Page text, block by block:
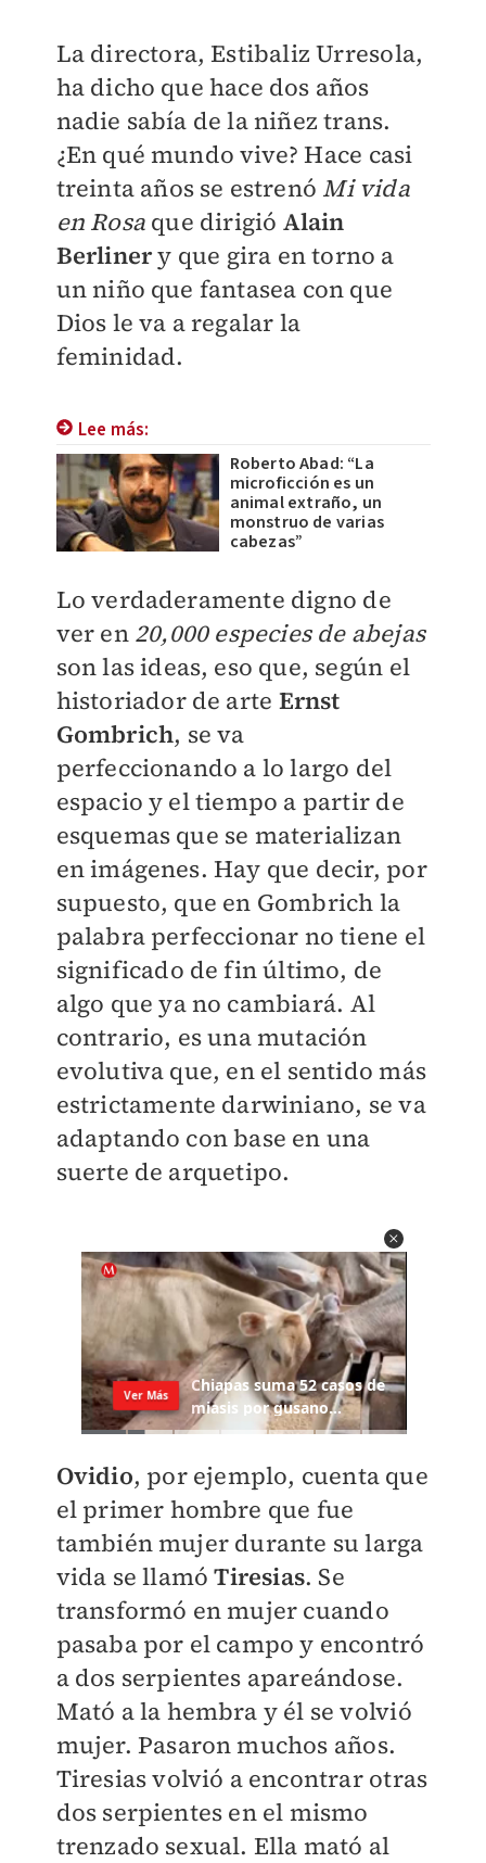
La directora, Estibaliz Urresola,
ha dicho que hace dos años
nadie sabía de la niñez trans.
¿En qué mundo vive? Hace casi
treinta años se estrenó Mi vida
en Rosaque dirigió Alain
Berlinery que gira en torno a
un niño que fantasea con que
Dios le va a regalar la
feminidad.
Lee más:
Roberto Abad: “La
microficción es un
animal extraño, un
monstruo de varias
cabezas”
Lo verdaderamente digno de
ver en 20,000 especies de abejas
son las ideas, eso que, según el
historiador de arte Ernst
Gombrich, se va
perfeccionando a lo largo del
espacio y el tiempo a partir de
esquemas que se materializan
en imágenes. Hay que decir, por
supuesto, que en Gombrich la
palabra perfeccionar no tiene el
significado de fin último, de
algo que ya no cambiará. Al
contrario, es una mutación
evolutiva que, en el sentido más
estrictamente darwiniano, se va
adaptando con base en una
suerte de arquetipo.
Ovidio, por ejemplo, cuenta que
el primer hombre que fue
también mujer durante su larga
vida se llamóTiresias. Se
transformó en mujer cuando
pasaba por el campo y encontró
a dos serpientes apareándose.
Mató a la hembra y él se volvió
mujer. Pasaron muchos años.
Tiresias volvió a encontrar otras
dos serpientes en el mismo
trenzado sexual. Ella mató al